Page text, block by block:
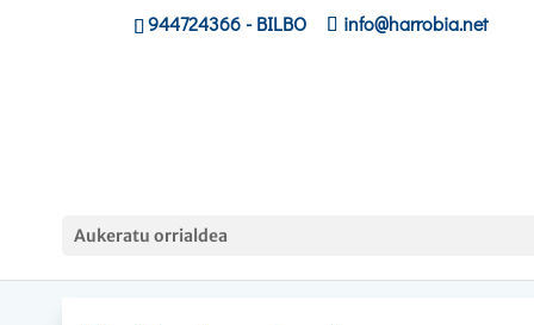
944724366- BILBO info@harrobia.net
Aukeratu orrialdea
Administrazio Eta Finantza-Erabilerak